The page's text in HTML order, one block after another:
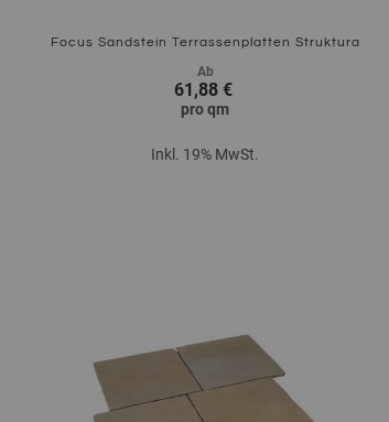
Focus Sandstein Terrassenplatten Struktura
Ab
61,88 €
proqm
Inkl. 19% MwSt.